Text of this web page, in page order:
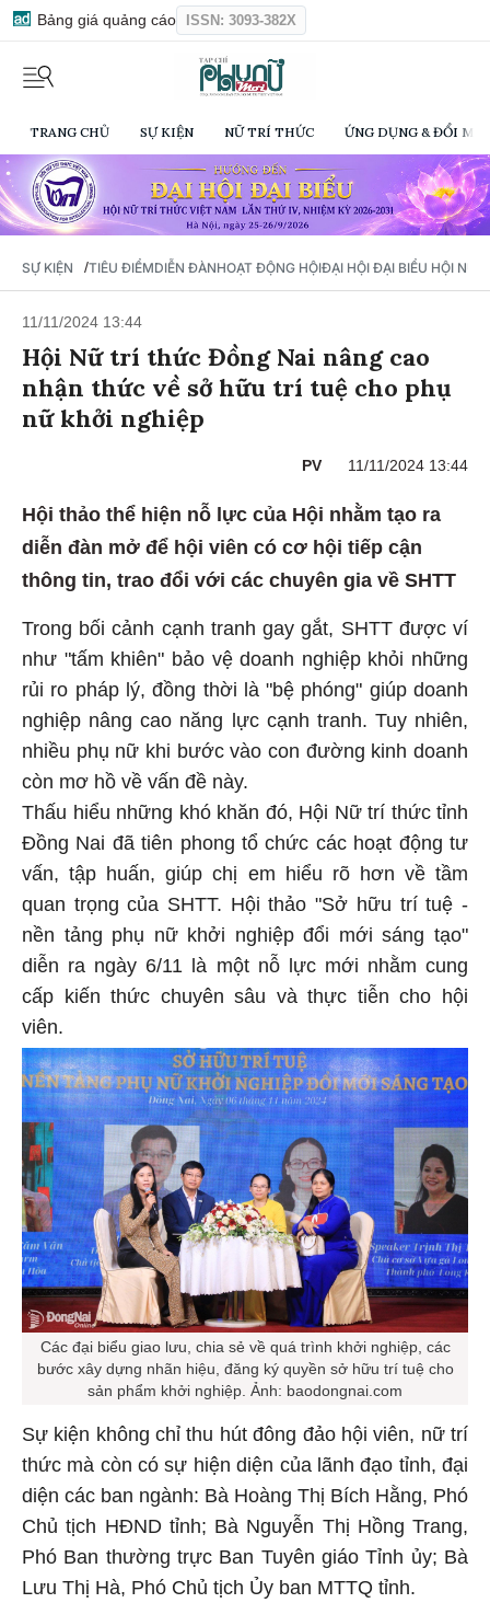
Bảng giá quảng cáo ISSN: 3093-382X
TRANG CHỦ SỰ KIỆN NỮ TRÍ THỨC ỨNG DỤNG & ĐỔI
SỰ KIỆN /TIÊU ĐIỂMDIỄN ĐÀNHOẠT ĐỘNG HỘIĐẠI HỘI ĐẠI BIỂU HỘI NỮ
11/11/2024 13:44
Hội Nữ trí thức Đồng Nai nâng cao
nhận thức về sở hữu trí tuệ cho phụ
nữ khởi nghiệp
PV 11/11/2024 13:44
Hội thảo thể hiện nỗ lực của Hội nhằm tạo ra
diễn đàn mở để hội viên có cơ hội tiếp cận
thông tin, trao đổi với các chuyên gia về SHTT
Trong bối cảnh cạnh tranh gay gắt, SHTT được ví
như "tấm khiên" bảo vệ doanh nghiệp khỏi những
rủi ro pháp lý, đồng thời là "bệ phóng" giúp doanh
nghiệp nâng cao năng lực cạnh tranh. Tuy nhiên,
nhiều phụ nữ khi bước vào con đường kinh doanh
còn mơ hồ về vấn đề này.
Thấu hiểu những khó khăn đó, Hội Nữ trí thức tỉnh
Đồng Nai đã tiên phong tổ chức các hoạt động tư
vấn, tập huấn, giúp chị em hiểu rõ hơn về tầm
quan trọng của SHTT. Hội thảo "Sở hữu trí tuệ -
nền tảng phụ nữ khởi nghiệp đổi mới sáng tạo"
diễn ra ngày 6/11 là một nỗ lực mới nhằm cung
cấp kiến thức chuyên sâu và thực tiễn cho hội
viên.
Các đại biểu giao lưu, chia sẻ về quá trình khởi nghiệp, các
bước xây dựng nhãn hiệu, đăng ký quyền sở hữu trí tuệ cho
sản phẩm khởi nghiệp. Ảnh: baodongnai.com
Sự kiện không chỉ thu hút đông đảo hội viên, nữ trí
thức mà còn có sự hiện diện của lãnh đạo tỉnh, đại
diện các ban ngành: Bà Hoàng Thị Bích Hằng, Phó
Chủ tịch HĐND tỉnh; Bà Nguyễn Thị Hồng Trang,
Phó Ban thường trực Ban Tuyên giáo Tỉnh ủy; Bà
Lưu Thị Hà, Phó Chủ tịch Ủy ban MTTQ tỉnh.